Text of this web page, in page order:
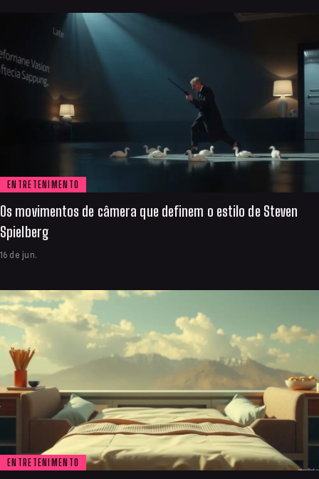
ENTRETENIMENTO
Os movimentos de câmera que definem o estilo de Steven
Spielberg
16 de jun.
ENTRETENIMENTO